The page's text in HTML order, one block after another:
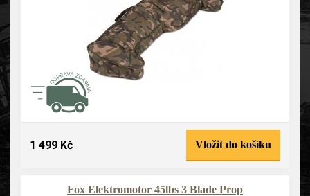
1 499 Kč Vložit do košíku
Fox Elektromotor 45lbs 3 Blade Prop